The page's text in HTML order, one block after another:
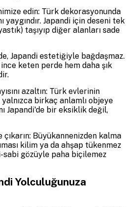
edin: Türk dekorasyonunda
yaygındır. Japandi için deseni tek
taşıyıp diğer alanları sade
Japandi estetiğiyle bağdaşmaz.
keten perde hem daha şık
azaltın: Türk evlerinin
birkaç anlamlı objeye
Japandi'de bir eksiklik değil,
çıkarın: Büyükannenizden kalma
kilim ya da ahşap tükenmez
gözüyle paha biçilemez
Yolculuğunuza